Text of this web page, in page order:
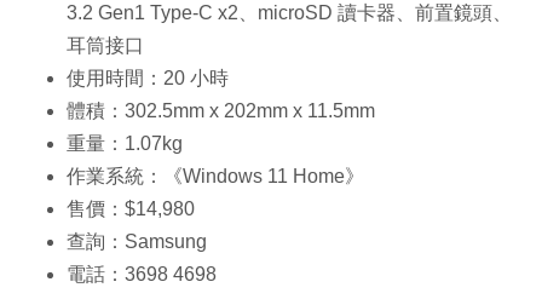
3.2 Gen1 Type-C x2、microSD 讀卡器、前置鏡頭、
耳筒接口
使用時間：20 小時
體積：302.5mm x 202mm x 11.5mm
重量：1.07kg
作業系統：《Windows 11 Home》
售價：$14,980
查詢：Samsung
電話：3698 4698